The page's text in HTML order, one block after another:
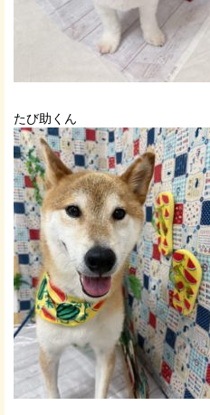
たび助くん